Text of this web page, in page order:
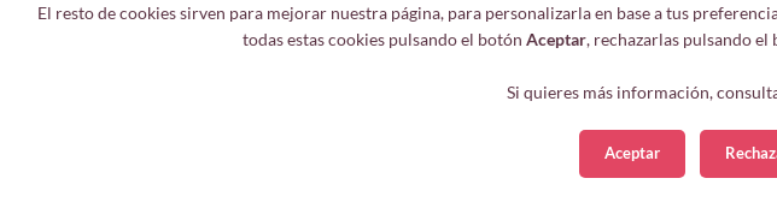
El resto de cookies sirven para mejorar nuestra página, para personalizarla en base a tus
todas estas cookies pulsando el botón Aceptar, rechazarlas pulsando el
Si quieres más información,
Aceptar